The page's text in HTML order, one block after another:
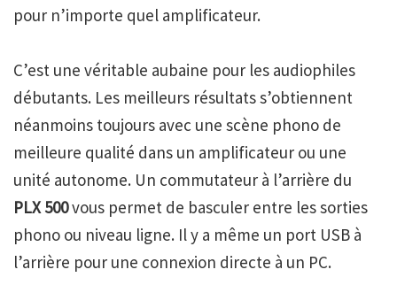
pour n’importe quel amplificateur.
C’est une véritable aubaine pour les audiophiles
débutants. Les meilleurs résultats s’obtiennent
néanmoins toujours avec une scène phono de
meilleure qualité dans un amplificateur ou une
unité autonome. Un commutateur à l’arrière du
PLX 500vous permet de basculer entre les sorties
phono ou niveau ligne. Il y a même un port USB à
l’arrière pour une connexion directe à un PC.